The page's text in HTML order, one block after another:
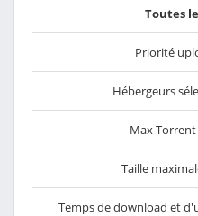
Toutes
Priorité
Hébergeurs
Max
Taille
Temps de download et